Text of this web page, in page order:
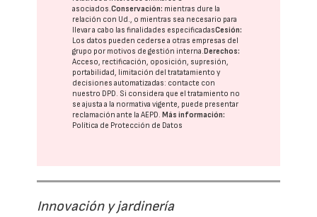
asociados.Conservación: mientras dure la
relación con Ud., o mientras sea necesario para
llevar a cabo las finalidades especificadasCesión:
Los datos pueden cederse a otras empresas del
grupo por motivos de gestión interna.Derechos:
Acceso, rectificación, oposición, supresión,
portabilidad, limitación del tratatamiento y
decisiones automatizadas: contacte con
nuestro DPD. Si considera que el tratamiento no
se ajusta a la normativa vigente, puede presentar
reclamación ante laAEPD.Más información:
Política de Protección de Datos
Innovación y jardinería